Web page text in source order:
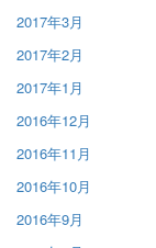
2017年3月
2017年2月
2017年1月
2016年12月
2016年11月
2016年10月
2016年9月